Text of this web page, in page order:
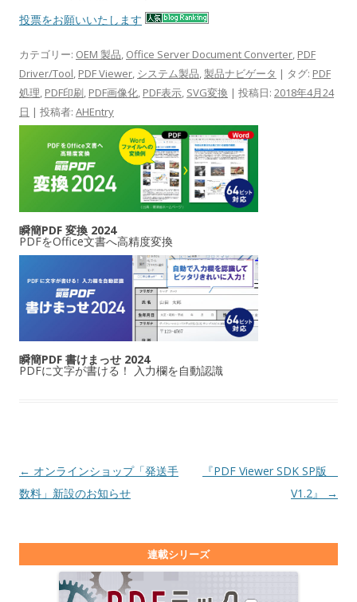
投票をお願いいたします
カテゴリー: OEM 製品, Office Server Document Converter, PDF
Driver/Tool, PDF Viewer, システム製品,製品ナビゲータ | タグ: PDF
処理, PDF印刷, PDF画像化, PDF表示, SVG変換 | 投稿日: 2018年4月24
日 | 投稿者: AHEntry
瞬簡PDF 変換 2024
PDFをOffice文書へ高精度変換
瞬簡PDF 書けまっせ 2024
PDFに文字が書ける！ 入力欄を自動認識
投稿ナビゲーション
← オンラインショップ「発送手
数料」新設のお知らせ
『PDF Viewer SDK SP版
V1.2』
→
連載シリーズ